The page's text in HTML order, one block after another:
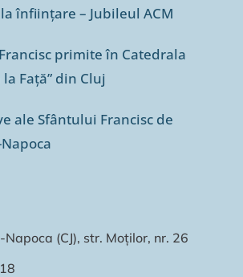
înființare – Jubileul ACM
primite în Catedrala
Față” din Cluj
ale Sfântului Francisc de
(CJ), str. Moților, nr. 26